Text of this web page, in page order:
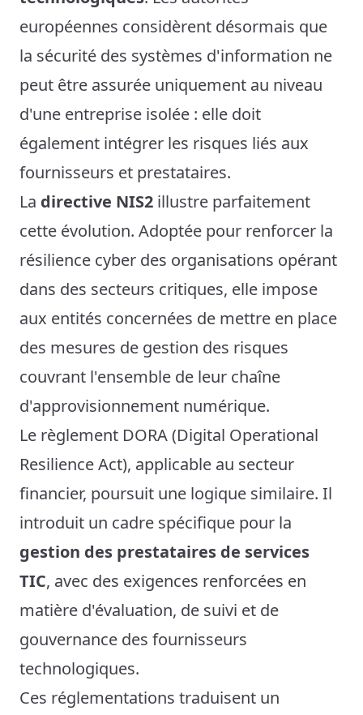
européennes considèrent désormais que
la sécurité des systèmes d'information ne
peut être assurée uniquement au niveau
d'une entreprise isolée : elle doit
également intégrer les risques liés aux
fournisseurs et prestataires.
La directive NIS2 illustre parfaitement
cette évolution. Adoptée pour renforcer la
résilience cyber des organisations opérant
dans des secteurs critiques, elle impose
aux entités concernées de mettre en place
des mesures de gestion des risques
couvrant l'ensemble de leur chaîne
d'approvisionnement numérique.
Le règlement DORA (Digital Operational
Resilience Act), applicable au secteur
financier, poursuit une logique similaire. Il
introduit un cadre spécifique pour la
gestion des prestataires de services
TIC, avec des exigences renforcées en
matière d'évaluation, de suivi et de
gouvernance des fournisseurs
technologiques.
Ces réglementations traduisent un